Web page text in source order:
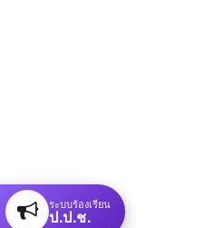
ระบบร้องเรียน
ป.ป.ช.